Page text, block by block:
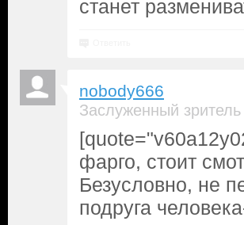
станет
nobody666
Заслуженный зритель
фарго, стоит
Безусловно, не
подруга